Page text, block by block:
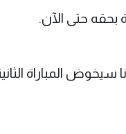
بحقه حتى الآن.
سيخوض المباراة